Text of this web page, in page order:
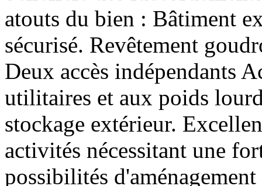
atouts du bien : Bâtiment
sécurisé. Revêtement
Deux accès indépendants
utilitaires et aux poids
stockage extérieur.
activités nécessitant une
possibilités